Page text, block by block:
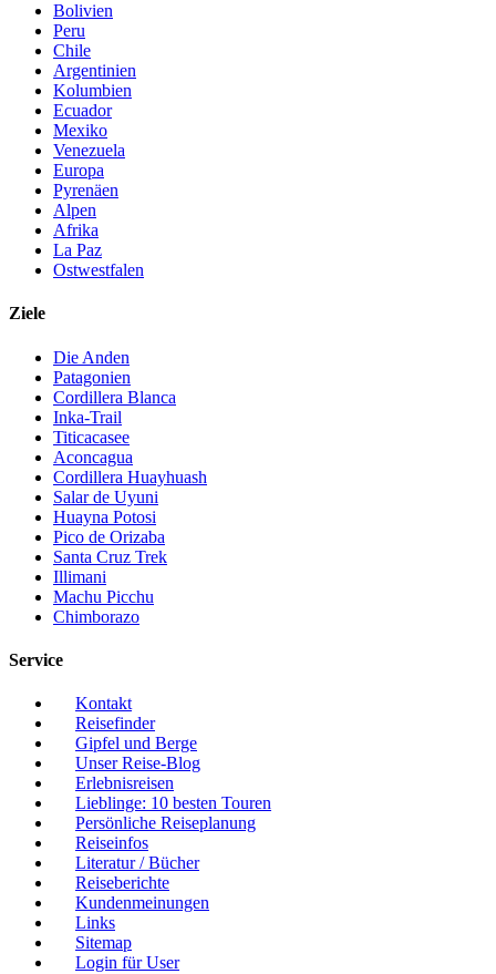
Bolivien
Peru
Chile
Argentinien
Kolumbien
Ecuador
Mexiko
Venezuela
Europa
Pyrenäen
Alpen
Afrika
La Paz
Ostwestfalen
Ziele
Die Anden
Patagonien
Cordillera Blanca
Inka-Trail
Titicacasee
Aconcagua
Cordillera Huayhuash
Salar de Uyuni
Huayna Potosi
Pico de Orizaba
Santa Cruz Trek
Illimani
Machu Picchu
Chimborazo
Service
Kontakt
Reisefinder
Gipfel und Berge
Unser Reise-Blog
Erlebnisreisen
Lieblinge: 10 besten Touren
Persönliche Reiseplanung
Reiseinfos
Literatur / Bücher
Reiseberichte
Kundenmeinungen
Links
Sitemap
Login für User